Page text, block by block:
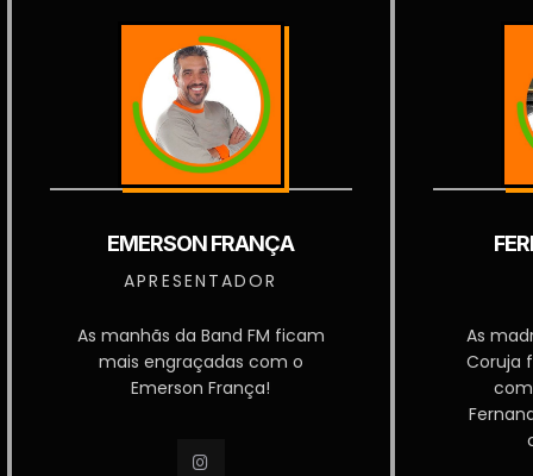
EMERSON FRANÇA
APRESENTADOR
As manhãs da Band FM ficam
mais engraçadas com o
Emerson França!
As
Coruja